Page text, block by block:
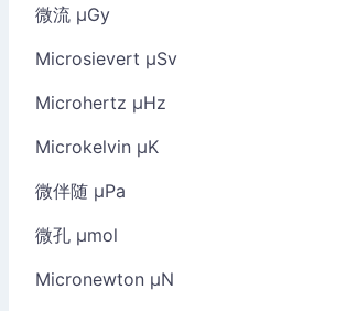
微流 µGy
Microsievert µSv
Microhertz µHz
Microkelvin µK
微伴随 µPa
微孔 µmol
Micronewton µN